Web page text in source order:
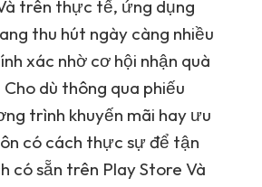
trên thực tế, ứng dụng
thu hút ngày càng nhiều
xác nhờ cơ hội nhận quà
dù thông qua phiếu
trình khuyến mãi hay ưu
có cách thực sự để tận
có sẵn trên Play Store Và